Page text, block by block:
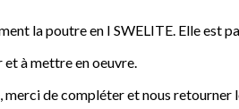
la poutre en I SWELITE. Elle est
à mettre en oeuvre.
merci de compléter et nous retourner